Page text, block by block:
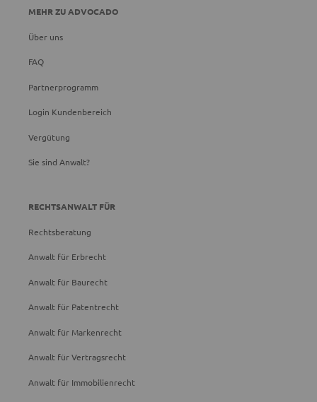
MEHR ZU ADVOCADO
Über uns
FAQ
Partnerprogramm
Login Kundenbereich
Vergütung
Sie sind Anwalt?
RECHTSANWALT FÜR
Rechtsberatung
Anwalt für Erbrecht
Anwalt für Baurecht
Anwalt für Patentrecht
Anwalt für Markenrecht
Anwalt für Vertragsrecht
Anwalt für Immobilienrecht